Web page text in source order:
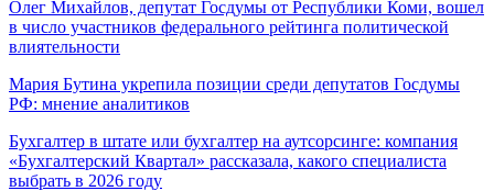
Олег Михайлов, депутат Госдумы от Республики Коми, вошел
в число участников федерального рейтинга политической
влиятельности
Мария Бутина укрепила позиции среди депутатов Госдумы
РФ: мнение аналитиков
Бухгалтер в штате или бухгалтер на аутсорсинге: компания
«Бухгалтерский Квартал» рассказала, какого специалиста
выбрать в 2026 году